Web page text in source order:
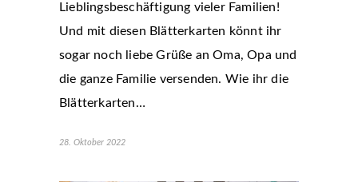
Lieblingsbeschäftigung vieler Familien!
Und mit diesen Blätterkarten könnt ihr
sogar noch liebe Grüße an Oma, Opa und
die ganze Familie versenden. Wie ihr die
Blätterkarten…
28. Oktober 2022